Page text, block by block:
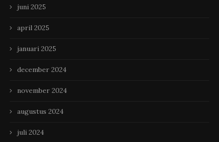
juni 2025
april 2025
januari 2025
december 2024
november 2024
augustus 2024
juli 2024